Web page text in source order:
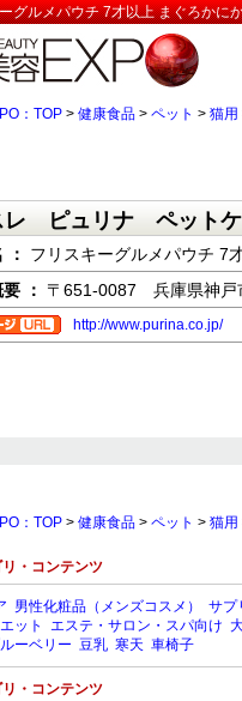
グルメパウチ 7才以上 まぐろか
：TOP > 健康食品 > ペット > 猫用
レ ピュリナ ペット
： フリスキーグルメパウチ 7
： 〒651-0087 兵庫県神戸
http://www.purina.co.jp/
：TOP > 健康食品 > ペット > 猫用
・コンテンツ
男性化粧品（メンズコスメ） サプ
ット エステ・サロン・スパ向け
ーベリー 豆乳 寒天 車椅子
・コンテンツ